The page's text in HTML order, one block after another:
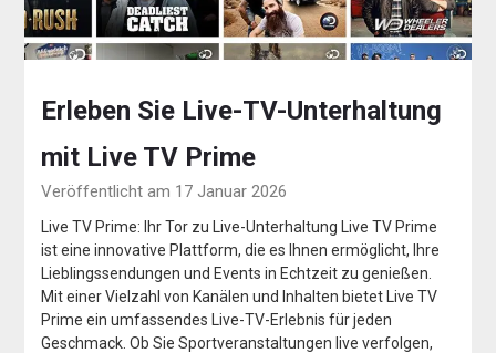
Erleben Sie Live-TV-Unterhaltung
mit Live TV Prime
Veröffentlicht am 17 Januar 2026
Live TV Prime: Ihr Tor zu Live-Unterhaltung Live TV Prime
ist eine innovative Plattform, die es Ihnen ermöglicht, Ihre
Lieblingssendungen und Events in Echtzeit zu genießen.
Mit einer Vielzahl von Kanälen und Inhalten bietet Live TV
Prime ein umfassendes Live-TV-Erlebnis für jeden
Geschmack. Ob Sie Sportveranstaltungen live verfolgen,